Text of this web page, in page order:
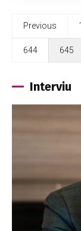
Previous 1
644 645
Interviu